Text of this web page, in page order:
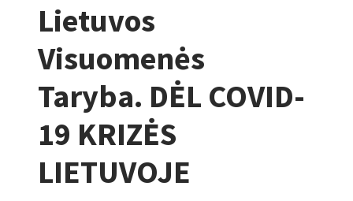
Lietuvos
Visuomenės
Taryba. DĖL COVID-
19 KRIZĖS
LIETUVOJE